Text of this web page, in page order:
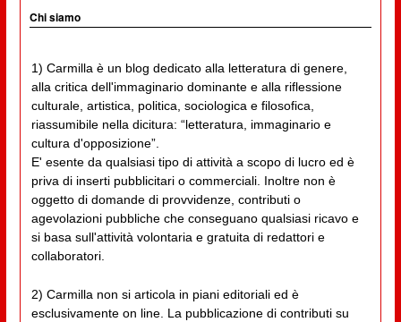
Chi siamo
1) Carmilla è un blog dedicato alla letteratura di genere,
alla critica dell'immaginario dominante e alla riflessione
culturale, artistica, politica, sociologica e filosofica,
riassumibile nella dicitura: “letteratura, immaginario e
cultura d'opposizione”.
E' esente da qualsiasi tipo di attività a scopo di lucro ed è
priva di inserti pubblicitari o commerciali. Inoltre non è
oggetto di domande di provvidenze, contributi o
agevolazioni pubbliche che conseguano qualsiasi ricavo e
si basa sull'attività volontaria e gratuita di redattori e
collaboratori.
2) Carmilla non si articola in piani editoriali ed è
esclusivamente on line. La pubblicazione di contributi su